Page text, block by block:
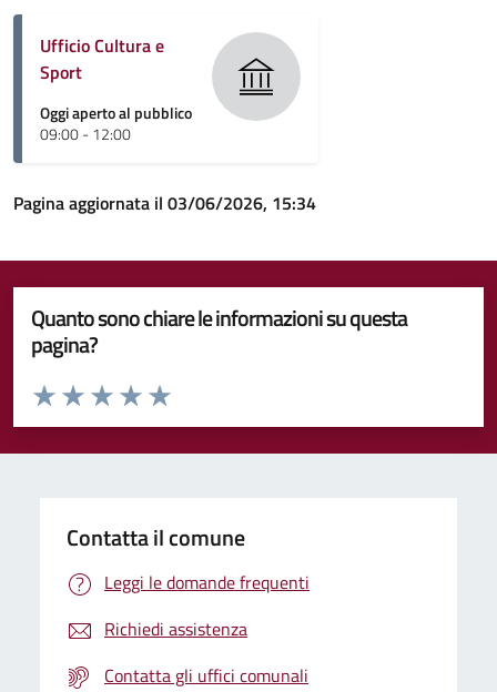
Ufficio Cultura e
Sport
Oggi aperto al pubblico
09:00 - 12:00
Pagina aggiornata il 03/06/2026, 15:34
Quanto sono chiare le informazioni su questa
pagina?
Valuta da 1 a 5 stelle la pagina
Valuta 5 stelle su 5
Valuta 4 stelle su 5
Valuta 3 stelle su 5
Valuta 2 stelle su 5
Valuta 1 stelle su 5
Contatta il comune
Leggi le domande frequenti
Richiedi assistenza
Contatta gli uffici comunali